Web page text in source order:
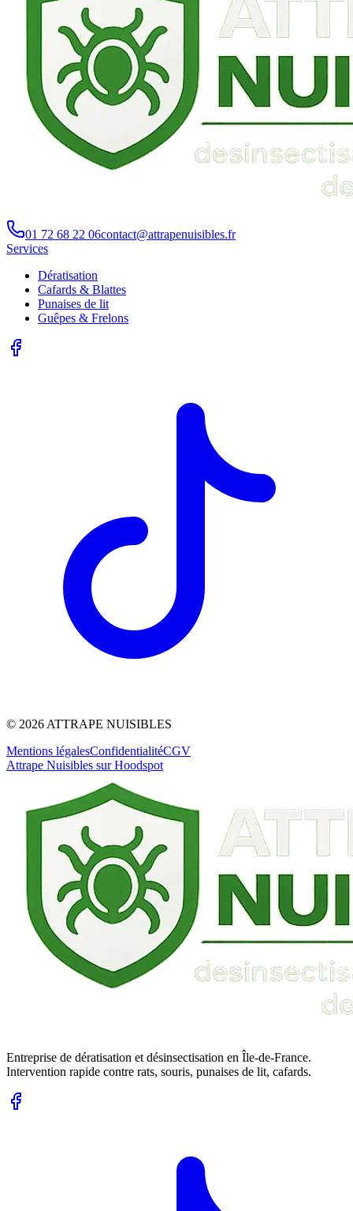
01 72 68 22 06contact@attrapenuisibles.fr
Services
Dératisation
Cafards & Blattes
Punaises de lit
Guêpes & Frelons
© 2026 ATTRAPE NUISIBLES
Mentions légalesConfidentialitéCGV
Attrape Nuisibles sur Hoodspot
Entreprise de dératisation et désinsectisation en Île-de-France.
Intervention rapide contre rats, souris, punaises de lit, cafards.